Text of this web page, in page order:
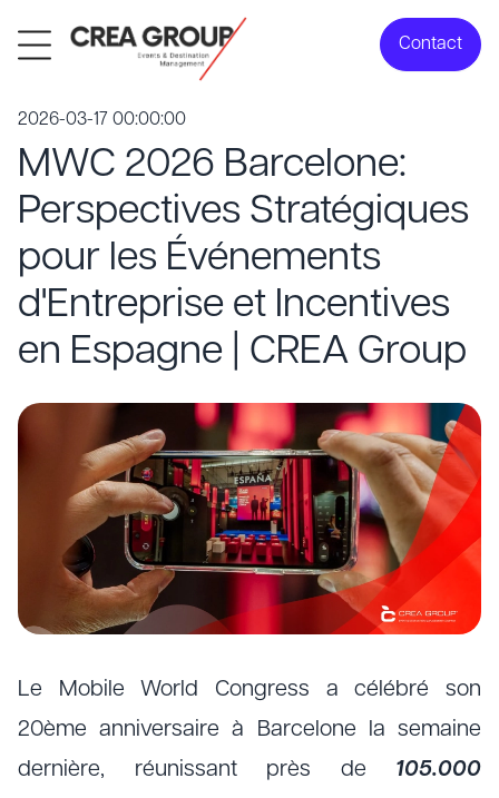
Contact
2026-03-17 00:00:00
MWC 2026 Barcelone:
Perspectives Stratégiques
pour les Événements
d'Entreprise et Incentives
en Espagne | CREA Group
Le Mobile World Congress a célébré son
20ème anniversaire à Barcelone la semaine
dernière, réunissant près de
105.000